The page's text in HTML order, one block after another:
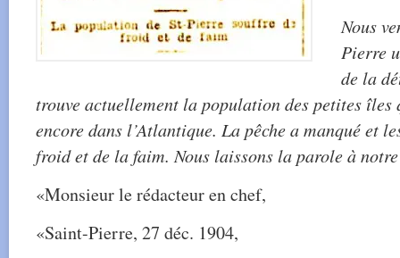
Nous
Pierre
de la
trouve actuellement la population des petites îles
encore dans l’Atlantique. La pêche a manqué et
froid et de la faim. Nous laissons la parole à
«Monsieur le rédacteur en chef,
«Saint-Pierre, 27 déc. 1904,